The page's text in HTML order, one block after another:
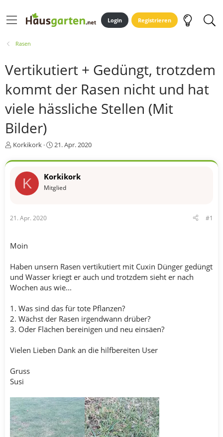
Login Registrieren
Rasen
Vertikutiert + Gedüngt, trotzdem
kommt der Rasen nicht und hat
viele hässliche Stellen (Mit
Bilder)
E
s
e
r
Korkikork
E
s
e
l
21. Apr. 2020
K Korkikork
Mitglied
21. Apr. 2020 #1
Moin
Haben unsern Rasen vertikutiert mit Cuxin Dünger gedüngt
und Wasser kriegt er auch und trotzdem sieht er nach
Wochen aus wie...
1. Was sind das für tote Pflanzen?
2. Wächst der Rasen irgendwann drüber?
3. Oder Flächen bereinigen und neu einsäen?
Vielen Lieben Dank an die hilfbereiten User
Gruss
Susi